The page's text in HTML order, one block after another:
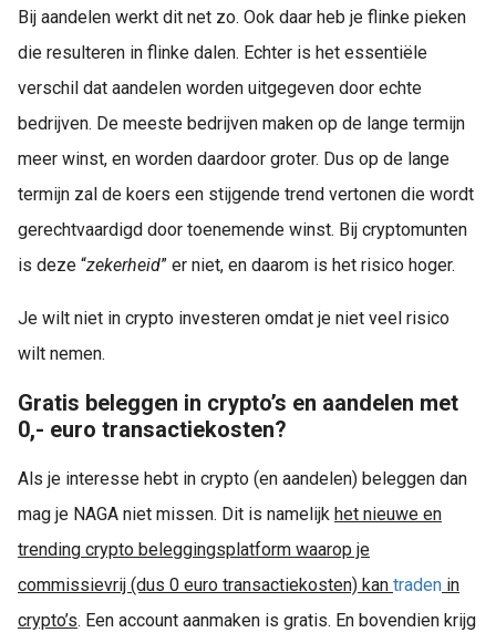
Bij aandelen werkt dit net zo. Ook daar heb je flinke pieken
die resulteren in flinke dalen. Echter is het essentiële
verschil dat aandelen worden uitgegeven door echte
bedrijven. De meeste bedrijven maken op de lange termijn
meer winst, en worden daardoor groter. Dus op de lange
termijn zal de koers een stijgende trend vertonen die wordt
gerechtvaardigd door toenemende winst. Bij cryptomunten
is deze “zekerheid” er niet, en daarom is het risico hoger.
Je wilt niet in crypto investeren omdat je niet veel risico
wilt nemen.
Gratis beleggen in crypto’s en aandelen met
0,- euro transactiekosten?
Als je interesse hebt in crypto (en aandelen) beleggen dan
mag je NAGA niet missen. Dit is namelijk het nieuwe en
trending crypto beleggingsplatform waarop je
commissievrij (dus 0 euro transactiekosten) kan traden in
crypto’s. Een account aanmaken is gratis. En bovendien krijg